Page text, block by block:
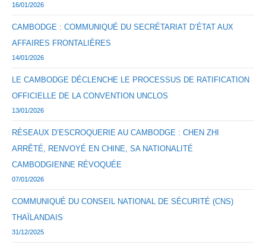
16/01/2026
CAMBODGE : COMMUNIQUÉ DU SECRÉTARIAT D’ÉTAT AUX
AFFAIRES FRONTALIÈRES
14/01/2026
LE CAMBODGE DÉCLENCHE LE PROCESSUS DE RATIFICATION
OFFICIELLE DE LA CONVENTION UNCLOS
13/01/2026
RÉSEAUX D’ESCROQUERIE AU CAMBODGE : CHEN ZHI
ARRÊTÉ, RENVOYÉ EN CHINE, SA NATIONALITÉ
CAMBODGIENNE RÉVOQUÉE
07/01/2026
COMMUNIQUÉ DU CONSEIL NATIONAL DE SÉCURITÉ (CNS)
THAÏLANDAIS
31/12/2025